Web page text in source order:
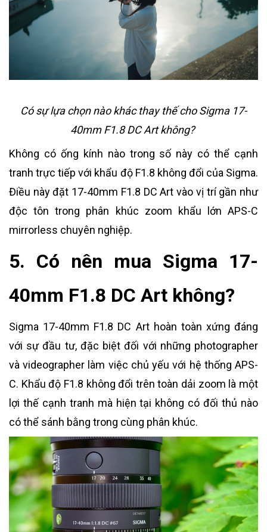
Có sự lựa chọn nào khác thay thế cho Sigma 17-
40mm F1.8 DC Art không?
Không có ống kính nào trong số này có thể cạnh
tranh trực tiếp với khẩu độ F1.8 không đổi của Sigma.
Điều này đặt 17-40mm F1.8 DC Art vào vị trí gần như
độc tôn trong phân khúc zoom khẩu lớn APS-C
mirrorless chuyên nghiệp.
5. Có nên mua Sigma 17-
40mm F1.8 DC Art không?
Sigma 17-40mm F1.8 DC Art hoàn toàn xứng đáng
với sự đầu tư, đặc biệt đối với những photographer
và videographer làm việc chủ yếu với hệ thống APS-
C. Khẩu độ F1.8 không đổi trên toàn dải zoom là một
lợi thế cạnh tranh mà hiện tại không có đối thủ nào
có thể sánh bằng trong cùng phân khúc.